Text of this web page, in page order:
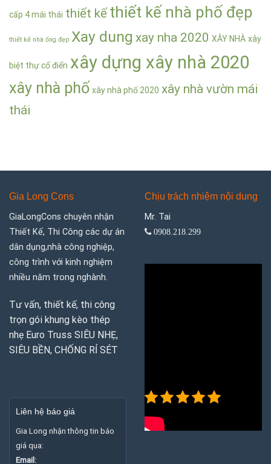
cấp 4 mái thái thiết kế thiết kế nhà phố đẹp
thiết kế nhà ống đẹp Xay dung xay nha 2020 XÂY NHÀ xây
biệt thự cổ điển xây dựng xây nhà 2020
xây nhà phố xây nhà phố 2020 xây nhà vườn mái
thái
Gia Long Cons
GiaLongCons chuyên nhận
Thiết Kế, Thi Công các dự án
dân dụng,nhà công nghiệp,
công trình với kinh nghiệm
nhiều năm trong nghành.
Tư vấn, thiết kế, thi công
trọn gói khung kèo thép
nhẹ Euro Truss SIÊU NHẸ,
SIÊU BỀN, CHỐNG RỈ SÉT
Liên hệ báo giá
Gia Long nhận thông tin báo
giá qua:
Email:
Chịu trách nhiệm nội dung
Mr. Tai
0908.218.299